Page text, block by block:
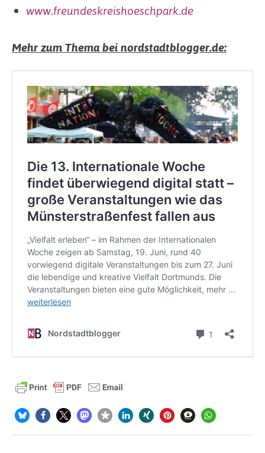
www.freundeskreishoeschpark.de
Mehr zum Thema bei nordstadtblogger.de: